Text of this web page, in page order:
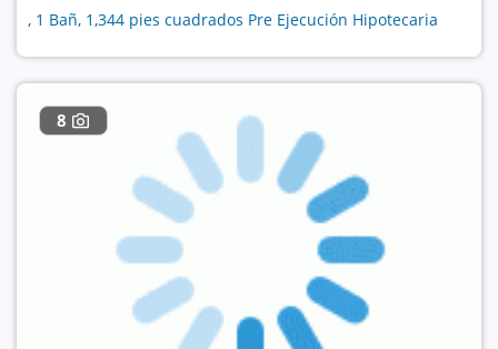
, 1 Bañ, 1,344 pies cuadrados Pre Ejecución Hipotecaria
8